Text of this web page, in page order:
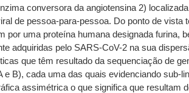
conversora da angiotensina 2)
de pessoa-para-pessoa. Do ponto de
por uma proteína humana designada furina,
adquiridas pelo SARS-CoV-2 na sua
que têm resultado da sequenciação de
e B), cada uma das quais evidenciando sub-
assimétrica o que significa que resultam